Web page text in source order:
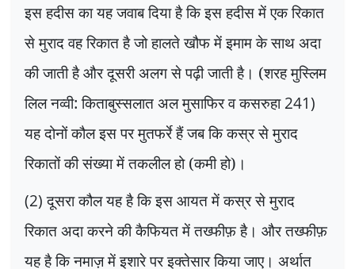
इस हदीस का यह जवाब दिया है कि इस हदीस में एक रिकात
से मुराद वह रिकात है जो हालते खौफ में इमाम के साथ अदा
की जाती है और दूसरी अलग से पढ़ी जाती है। (शरह मुस्लिम
लिल नव्वी: किताबुस्सलात अल मुसाफिर व कसरुहा241)
यह दोनों कौल इस पर मुतफर्रे हैं जब कि कस्र से मुराद
रिकातों की संख्या में तकलील हो (कमी हो)।
(2)दूसरा कौल यह है कि इस आयत में कस्र से मुराद
रिकात अदा करने की कैफियत में तख्फीफ़ है। और तख्फीफ़
यह है कि नमाज़ में इशारे पर इक्तेसार किया जाए। अर्थात